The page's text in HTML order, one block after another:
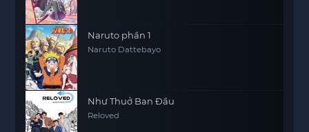
Naruto phần 1
Naruto Dattebayo
Như Thuở Ban Đầu
Reloved